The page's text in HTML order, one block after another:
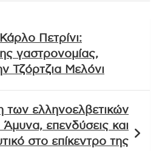
Πετρίνι:
γαστρονομίας,
Τζόρτζια Μελόνι
των ελληνοελβετικών
επενδύσεις και
στο επίκεντρο της